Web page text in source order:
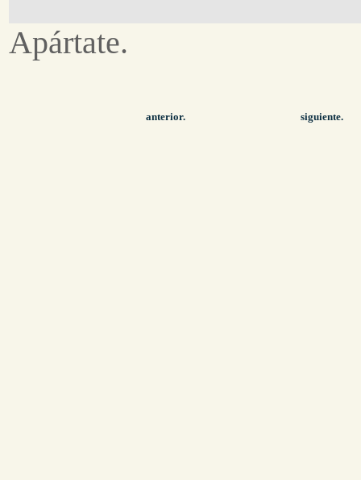
Apártate.
anterior. siguiente.